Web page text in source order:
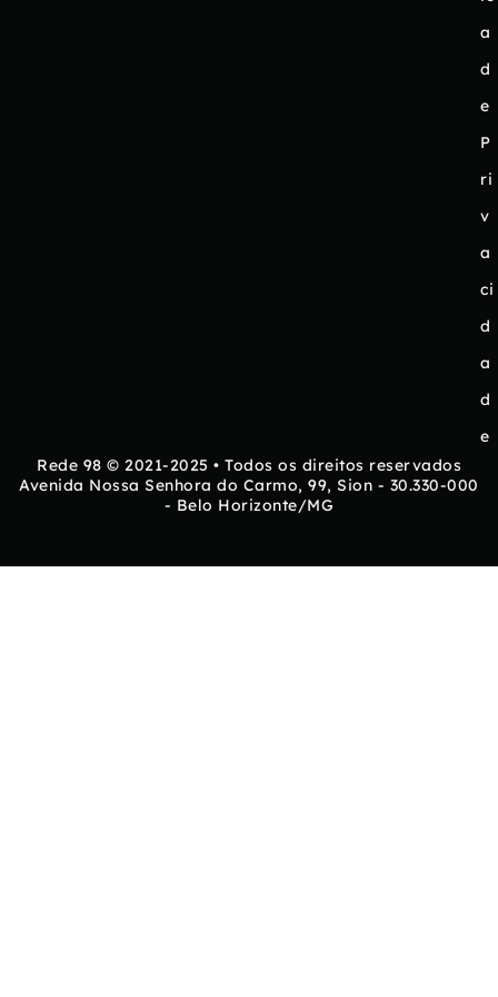
a
d
e
P
ri
v
a
ci
d
a
d
e
Rede 98 © 2021-2025 • Todos os direitos reservados
Avenida Nossa Senhora do Carmo, 99, Sion - 30.330-000
- Belo Horizonte/MG